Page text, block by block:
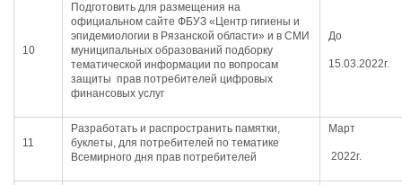
10
Подготовить для размещения на
официальном сайте ФБУЗ «Центр гигиены и
эпидемиологии в Рязанской области» и в СМИ
муниципальных образований подборку
тематической информации по вопросам
защиты прав потребителей цифровых
финансовых услуг
До
15.03.2022г.
11
Разработать и распространить памятки,
буклеты, для потребителей по тематике
Всемирного дня прав потребителей
Март
2022г.